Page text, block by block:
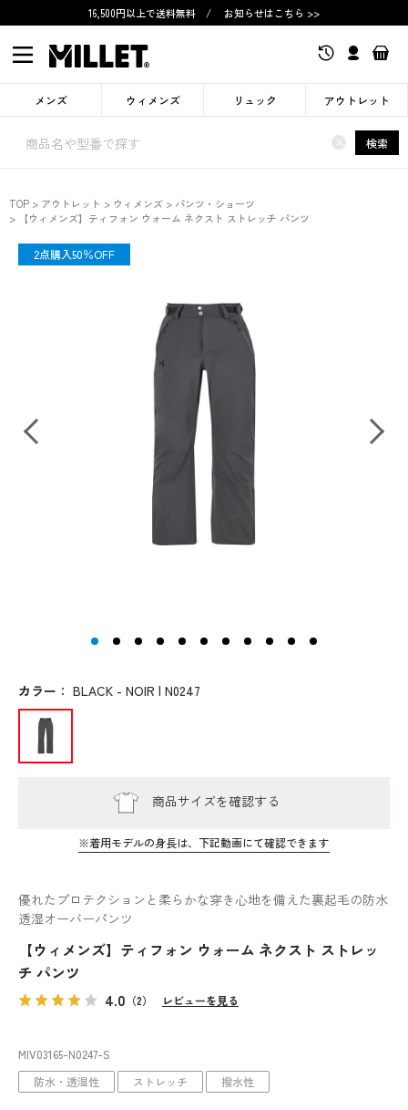
16,500円以上で送料無料 / お知らせはこちら >>
メンズ ウィメンズ リュック アウトレット
× 検索
TOP アウトレット ウィメンズ
パンツ・ショーツ
【ウィメンズ】ティフォン ウォーム ネクスト ストレッチ パンツ
優れたプロテクションと柔らかな穿き心地を備えた裏起毛の防水
透湿オーバーパンツ
【ウィメンズ】ティフォン ウォーム ネクスト ストレッ
チ パンツ
4.0 （2） レビューを見る
MIV03165-N0247-S
OUTLET
防水・透湿性 ストレッチ 撥水性
2点購入50％OFF
カラー ： BLACK - NOIR | N0247
商品サイズを確認する
※着用モデルの身長は、下記動画にて確認できます